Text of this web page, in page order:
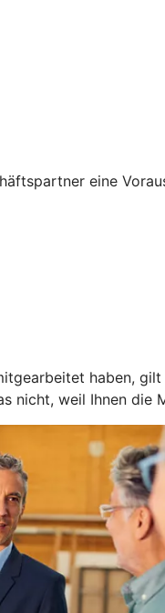
eine
haben,
nicht, weil Ihnen